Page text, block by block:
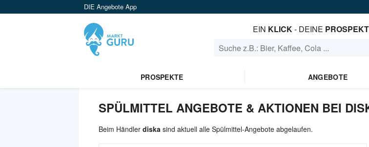
DIE Angebote App
EIN KLICK- DEINE
PROSPEKTE ANGEBOTE
SPÜLMITTEL ANGEBOTE & AKTIONEN BEI
Beim Händler diska sind aktuell alle Spülmittel-Angebote abgelaufen.